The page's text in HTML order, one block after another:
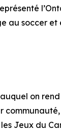
au soccer
on
Jeux du